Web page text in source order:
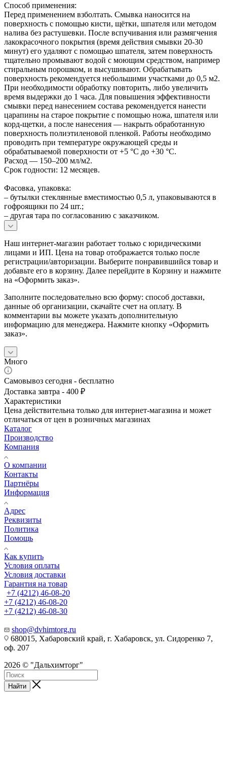
Способ применения:
Перед применением взболтать. Смывка наносится на
поверхность с помощью кисти, щётки, шпателя или методом
налива без растушевки. После вспучивания или размягчения
лакокрасочного покрытия (время действия смывки 20-30
минут) его удаляют с помощью шпателя, затем поверхность
тщательно промывают водой с моющим средством, например
стиральным порошком, и высушивают. Обрабатывать
поверхность рекомендуется небольшими участками до 0,5 м2.
При необходимости обработку повторить, либо увеличить
время выдержки до 1 часа. Для повышения эффективности
смывки перед нанесением состава рекомендуется нанести
царапины на старое покрытие с помощью ножа, шпателя или
корд-щетки, а после нанесения — накрыть обработанную
поверхность полиэтиленовой пленкой. Работы необходимо
проводить при температуре окружающей среды и
обрабатываемой поверхности от +5 °С до +30 °С.
Расход — 150–200 мл/м2.
Срок годности: 12 месяцев.
Фасовка, упаковка:
– бутылки стеклянные вместимостью 0,5 л, упаковываются в
гофроящики по 24 шт.;
– другая тара по согласованию с заказчиком.
Наш интернет-магазин работает только с юридическими
лицами и ИП. Цена на товар отображается только после
регистрации/авторизации. Выберите понравившийся товар и
добавьте его в корзину. Далее перейдите в Корзину и нажмите
на «Оформить заказ».
Заполните последовательно всю форму: способ доставки,
данные об организации, скачайте счет на оплату. В
комментарии вы можете указать дополнительную
информацию для менеджера. Нажмите кнопку «Оформить
заказ».
Много
Самовывоз сегодня - бесплатно
Доставка завтра - 400 ₽
Характеристики
Цена действительна только для интернет-магазина и может
отличаться от цен в розничных магазинах
Каталог
Производство
Компания
О компании
Контакты
Партнёры
Информация
Адрес
Реквизиты
Политика
Помощь
Как купить
Условия оплаты
Условия доставки
Гарантия на товар
+7 (4212) 46-08-20
+7 (4212) 46-08-20
+7 (4212) 46-08-30
shop@dvhimtorg.ru
680015, Хабаровский край, г. Хабаровск, ул. Сидоренко 7,
оф. 207
2026 © "Дальхимторг"
Найти